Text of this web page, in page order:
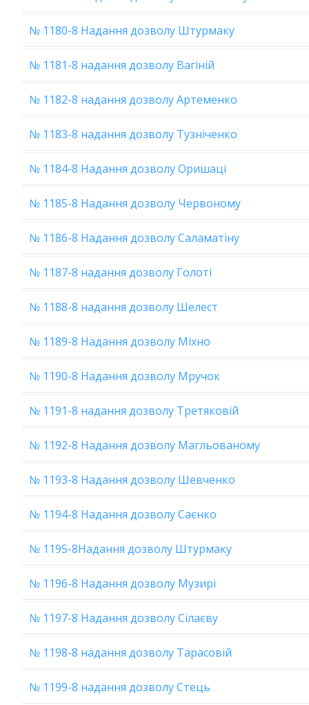
№ 1180-8 Надання дозволу Штурмаку
№ 1181-8 надання дозволу Вагіній
№ 1182-8 надання дозволу Артеменко
№ 1183-8 надання дозволу Тузніченко
№ 1184-8 Надання дозволу Оришаці
№ 1185-8 Надання дозволу Червоному
№ 1186-8 Надання дозволу Саламатіну
№ 1187-8 надання дозволу Голоті
№ 1188-8 надання дозволу Шелест
№ 1189-8 Надання дозволу Міхно
№ 1190-8 Надання дозволу Мручок
№ 1191-8 надання дозволу Третяковій
№ 1192-8 Надання дозволу Магльованому
№ 1193-8 Надання дозволу Шевченко
№ 1194-8 Надання дозволу Саєнко
№ 1195-8Надання дозволу Штурмаку
№ 1196-8 Надання дозволу Музирі
№ 1197-8 Надання дозволу Сілаєву
№ 1198-8 надання дозволу Тарасовій
№ 1199-8 надання дозволу Стець